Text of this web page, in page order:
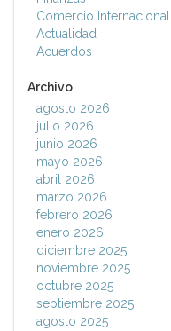
Comercio Internacional
Actualidad
Acuerdos
Archivo
agosto 2026
julio 2026
junio 2026
mayo 2026
abril 2026
marzo 2026
febrero 2026
enero 2026
diciembre 2025
noviembre 2025
octubre 2025
septiembre 2025
agosto 2025